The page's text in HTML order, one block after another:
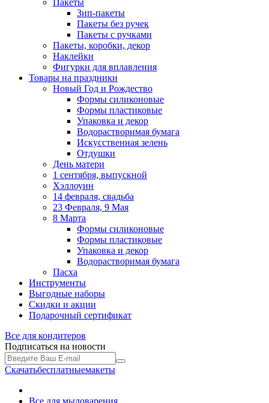
Пакеты
Зип-пакеты
Пакеты без ручек
Пакеты с ручками
Пакеты, коробки, декор
Наклейки
Фигурки для вплавления
Товары на праздники
Новый Год и Рождество
Формы силиконовые
Формы пластиковые
Упаковка и декор
Водорастворимая бумага
Искусственная зелень
Отдушки
День матери
1 сентября, выпускной
Хэллоуин
14 февраля, свадьба
23 Февраля, 9 Мая
8 Марта
Формы силиконовые
Формы пластиковые
Упаковка и декор
Водорастворимая бумага
Пасха
Инструменты
Выгодные наборы
Скидки и акции
Подарочный сертификат
Все для кондитеров
Подписаться на новости
Скачатьбесплатныемакеты
Все для мыловарения